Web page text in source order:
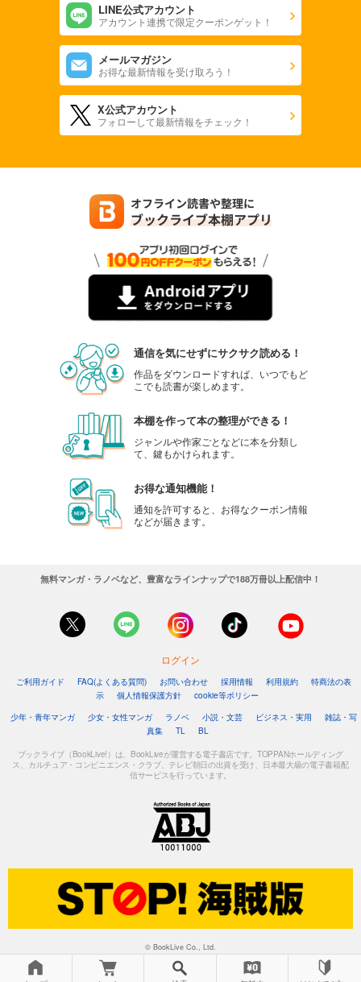
LINE公式アカウント
アカウント連携で限定クーポンゲット！
メールマガジン
お得な最新情報を受け取ろう！
X公式アカウント
フォローして最新情報をチェック！
通信を気にせずにサクサク読める！
作品をダウンロードすれば、いつでもど
こでも読書が楽しめます。
本棚を作って本の整理ができる！
ジャンルや作家ごとなどに本を分類し
て、鍵もかけられます。
お得な通知機能！
通知を許可すると、お得なクーポン情報
などが届きます。
無料マンガ・ラノベなど、豊富なラインナップで188万冊以上配信中！
ログイン
ご利用ガイド FAQ(よくある質問) お問い合わせ 採用情報 利用規約
特商法の表
示
個人情報保護方針
cookie等ポリシー
少年・青年マンガ
少女・女性マンガ ラノベ 小説・文芸 ビジネス・実用
雑誌・写
真集
TL BL
ブックライブ（BookLive!）は、BookLiveが運営する電子書店です。TOPPANホールディング
ス、カルチュア・コンビニエンス・クラブ、テレビ朝日の出資を受け、日本最大級の電子書籍配
信サービスを行っています。
© BookLive Co., Ltd.